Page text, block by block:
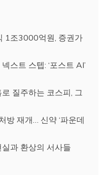
1조3000억원, 증권가
스트 스텝: ‘포스트 AI’
질주하는 코스피, 그
방 재개… 신약 ‘파운데
과 환상의 서사들